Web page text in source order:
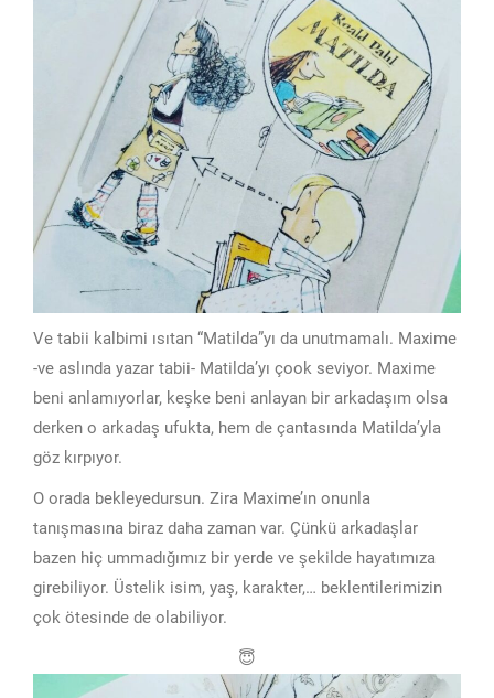
Ve tabii kalbimi ısıtan “Matilda”yı da unutmamalı. Maxime
-ve aslında yazar tabii- Matilda’yı çook seviyor. Maxime
beni anlamıyorlar, keşke beni anlayan bir arkadaşım olsa
derken o arkadaş ufukta, hem de çantasında Matilda’yla
göz kırpıyor.
O orada bekleyedursun. Zira Maxime’ın onunla
tanışmasına biraz daha zaman var. Çünkü arkadaşlar
bazen hiç ummadığımız bir yerde ve şekilde hayatımıza
girebiliyor. Üstelik isim, yaş, karakter,… beklentilerimizin
çok ötesinde de olabiliyor.
😇